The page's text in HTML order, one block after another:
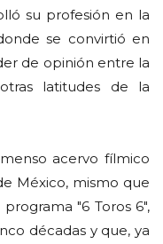
su profesión en la
se convirtió en
de opinión entre la
latitudes de la
acervo fílmico
México, mismo que
"6 Toros 6",
décadas y que, ya